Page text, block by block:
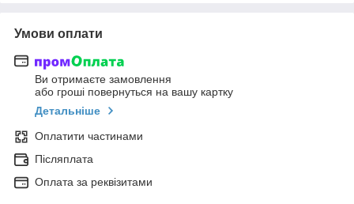
Умови оплати
Ви отримаєте замовлення
або гроші повернуться на вашу картку
Детальніше
Оплатити частинами
Післяплата
Оплата за реквізитами